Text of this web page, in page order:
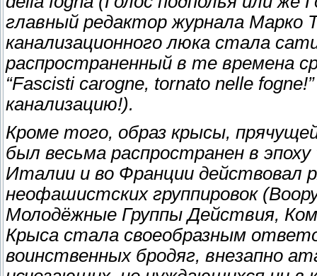
главный редактор журнала Марко
канализационного люка стала
распространенный в те времена
“Fascisti carogne, tornato nelle
канализацию!).
Кроме того, образ крысы,
был весьма распространен в эпоху
Италии и во Франции действовал
неофашистских группировок
Молодёжные Группы Действия,
Крыса стала своеобразным
воинственных бродяг, внезапно